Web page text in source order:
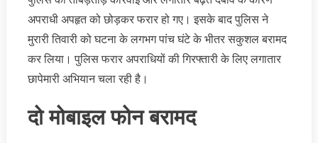
अपराधी अपहृत को छोड़कर फरार हो गए। इसके बाद पुलिस ने
मुरारी तिवारी को घटना के लगभग पांच घंटे के भीतर सकुशल बरामद
कर लिया। पुलिस फरार अपराधियों की गिरफ्तारी के लिए लगातार
छापेमारी अभियान चला रही है।
दो मोबाइल फोन बरामद